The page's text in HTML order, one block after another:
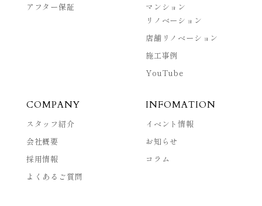
アフター保証
マンション
リノベーション
店舗リノベーション
施工事例
YouTube
COMPANY
スタッフ紹介
会社概要
採用情報
よくあるご質問
INFOMATION
イベント情報
お知らせ
コラム